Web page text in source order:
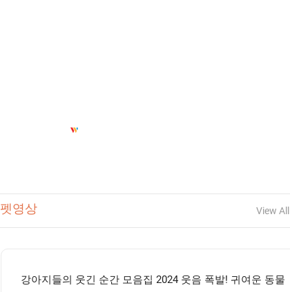
펫영상 View All
강아지들의 웃긴 순간 모음집 2024 웃음 폭발! 귀여운 동물